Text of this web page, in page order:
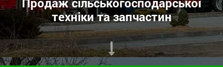
техніки та запчастин